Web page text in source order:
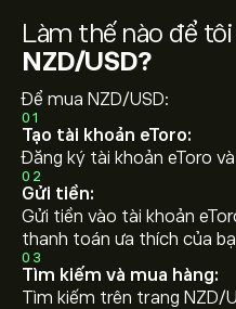
Làm thế nào để
NZD/USD?
Để mua NZD/USD:
01
Tạo tài khoản eToro:
Đăng ký tài khoản eToro
02
Gửi tiền:
Gửi tiền vào tài khoản
thanh toán ưa thích của
03
Tìm kiếm và mua hàng:
Tìm kiếm trên trang NZD/